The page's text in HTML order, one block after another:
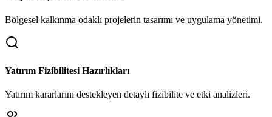
Bölgesel kalkınma odaklı projelerin tasarımı ve uygulama yönetimi.
Yatırım Fizibilitesi Hazırlıkları
Yatırım kararlarını destekleyen detaylı fizibilite ve etki analizleri.